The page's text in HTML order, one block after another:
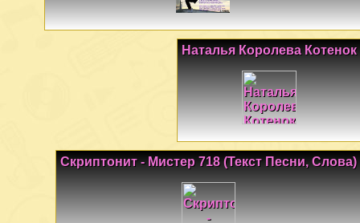
Наталья Королева Котенок
Скриптонит - Мистер 718 (Текст Песни, Слова)